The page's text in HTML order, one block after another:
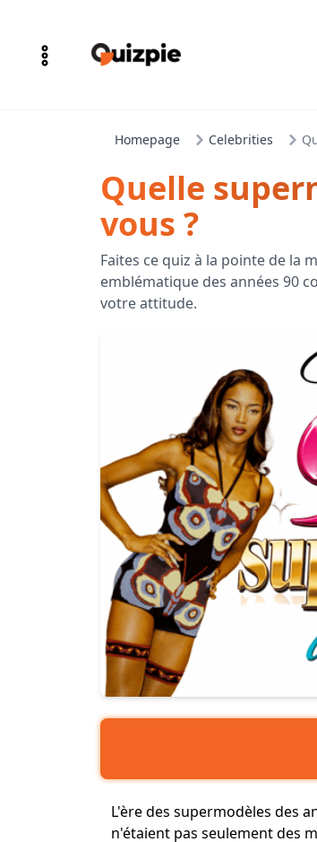
Homepage Celebrities
Quelle
vous ?
Faites ce quiz à la pointe de la
emblématique des années 90
votre attitude.
L'ère des supermodèles des
n'étaient pas seulement des